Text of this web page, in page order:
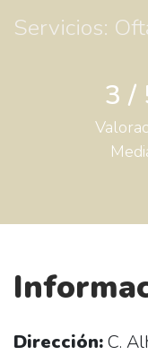
Servicios:
3 /
Dirección:C.